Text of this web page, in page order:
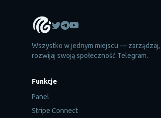
Wszystko w jednym miejscu —
rozwijaj swoją społeczność Telegram.
Funkcje
Panel
Stripe Connect